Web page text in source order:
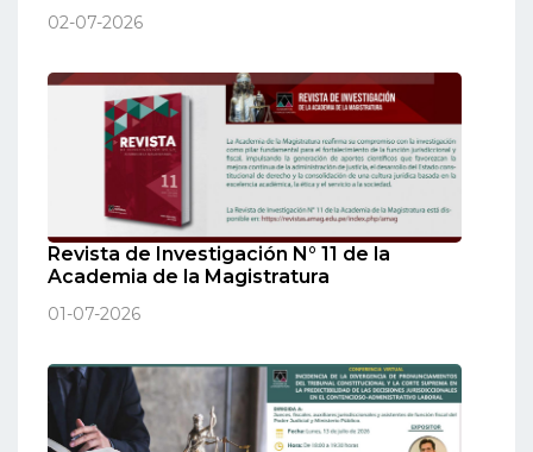
02-07-2026
Revista de Investigación N° 11 de la
Academia de la Magistratura
01-07-2026